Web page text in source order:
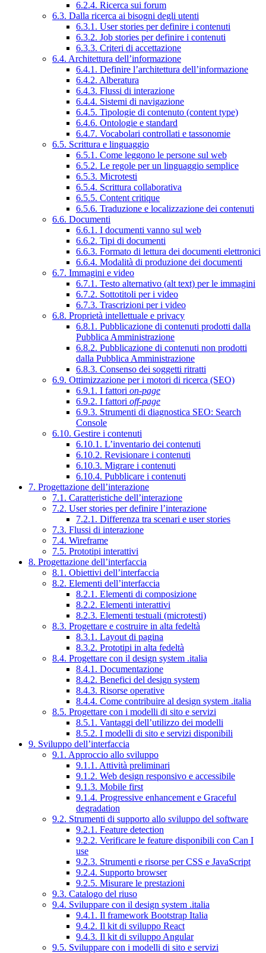
6.2.4. Ricerca sui forum
6.3. Dalla ricerca ai bisogni degli utenti
6.3.1. User stories per definire i contenuti
6.3.2. Job stories per definire i contenuti
6.3.3. Criteri di accettazione
6.4. Architettura dell’informazione
6.4.1. Definire l’architettura dell’informazione
6.4.2. Alberatura
6.4.3. Flussi di interazione
6.4.4. Sistemi di navigazione
6.4.5. Tipologie di contenuto (content type)
6.4.6. Ontologie e standard
6.4.7. Vocabolari controllati e tassonomie
6.5. Scrittura e linguaggio
6.5.1. Come leggono le persone sul web
6.5.2. Le regole per un linguaggio semplice
6.5.3. Microtesti
6.5.4. Scrittura collaborativa
6.5.5. Content critique
6.5.6. Traduzione e localizzazione dei contenuti
6.6. Documenti
6.6.1. I documenti vanno sul web
6.6.2. Tipi di documenti
6.6.3. Formato di lettura dei documenti elettronici
6.6.4. Modalità di produzione dei documenti
6.7. Immagini e video
6.7.1. Testo alternativo (alt text) per le immagini
6.7.2. Sottotitoli per i video
6.7.3. Trascrizioni per i video
6.8. Proprietà intellettuale e privacy
6.8.1. Pubblicazione di contenuti prodotti dalla
Pubblica Amministrazione
6.8.2. Pubblicazione di contenuti non prodotti
dalla Pubblica Amministrazione
6.8.3. Consenso dei soggetti ritratti
6.9. Ottimizzazione per i motori di ricerca (SEO)
6.9.1. I fattori on-page
6.9.2. I fattori off-page
6.9.3. Strumenti di diagnostica SEO: Search
Console
6.10. Gestire i contenuti
6.10.1. L’inventario dei contenuti
6.10.2. Revisionare i contenuti
6.10.3. Migrare i contenuti
6.10.4. Pubblicare i contenuti
7. Progettazione dell’interazione
7.1. Caratteristiche dell’interazione
7.2. User stories per definire l’interazione
7.2.1. Differenza tra scenari e user stories
7.3. Flussi di interazione
7.4. Wireframe
7.5. Prototipi interattivi
8. Progettazione dell’interfaccia
8.1. Obiettivi dell’interfaccia
8.2. Elementi dell’interfaccia
8.2.1. Elementi di composizione
8.2.2. Elementi interattivi
8.2.3. Elementi testuali (microtesti)
8.3. Progettare e costruire in alta fedeltà
8.3.1. Layout di pagina
8.3.2. Prototipi in alta fedeltà
8.4. Progettare con il design system .italia
8.4.1. Documentazione
8.4.2. Benefici del design system
8.4.3. Risorse operative
8.4.4. Come contribuire al design system .italia
8.5. Progettare con i modelli di sito e servizi
8.5.1. Vantaggi dell’utilizzo dei modelli
8.5.2. I modelli di sito e servizi disponibili
9. Sviluppo dell’interfaccia
9.1. Approccio allo sviluppo
9.1.1. Attività preliminari
9.1.2. Web design responsivo e accessibile
9.1.3. Mobile first
9.1.4. Progressive enhancement e Graceful
degradation
9.2. Strumenti di supporto allo sviluppo del software
9.2.1. Feature detection
9.2.2. Verificare le feature disponibili con Can I
use
9.2.3. Strumenti e risorse per CSS e JavaScript
9.2.4. Supporto browser
9.2.5. Misurare le prestazioni
9.3. Catalogo del riuso
9.4. Sviluppare con il design system .italia
9.4.1. Il framework Bootstrap Italia
9.4.2. Il kit di sviluppo React
9.4.3. Il kit di sviluppo Angular
9.5. Sviluppare con i modelli di sito e servizi